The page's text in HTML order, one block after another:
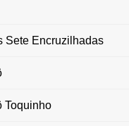
Sete Encruzilhadas
Toquinho